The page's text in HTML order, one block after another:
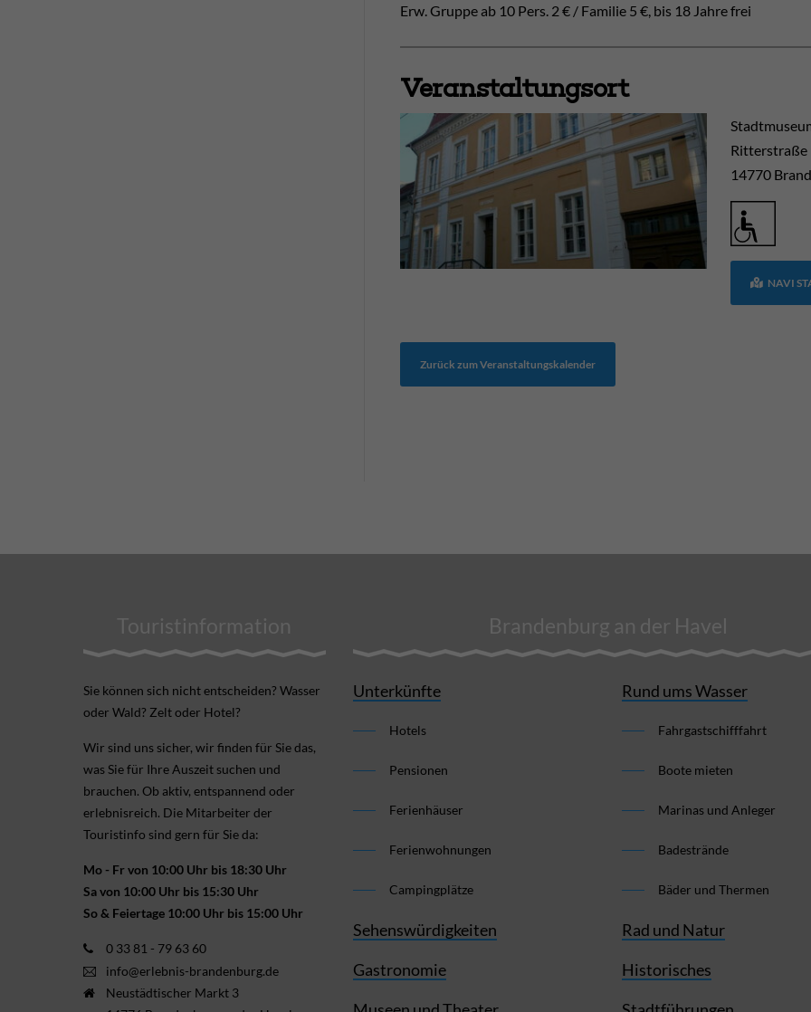
Erw. Gruppe ab 10 Pers. 2 € / Familie 5 €, bis 18 Jahre frei
Veranstaltungsort
Ritterstraße
14770
NAVI
Zurück zum Veranstaltungskalender
Touristinformation
Sie können sich nicht ent­scheiden? Wasser
oder Wald? Zelt oder Hotel?
Wir sind uns sicher, wir finden für Sie das,
was Sie für Ihre Aus­zeit suchen und
brauchen. Ob aktiv, ent­spannend oder
erlebnis­reich. Die Mitarbeiter der
Touristinfo sind gern für Sie da:
Mo - Fr von 10:00 Uhr bis 18:30 Uhr
Sa von 10:00 Uhr bis 15:30 Uhr
So & Feiertage 10:00 Uhr bis 15:00 Uhr
0 33 81 - 79 63 60
info@erlebnis-brandenburg.de
Neustädtischer Markt 3
Brandenburg an der Havel
Unterkünfte
Hotels
Pensionen
Ferienhäuser
Ferienwohnungen
Campingplätze
Sehenswürdigkeiten
Gastronomie
Rund ums Wasser
Fahrgastschifffahrt
Boote mieten
Marinas und Anleger
Badestrände
Bäder und Thermen
Rad und Natur
Historisches